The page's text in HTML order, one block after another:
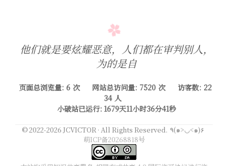
他们就是要炫耀恶意，人们都在审判别人，
为的是自己
页面总浏览量: 6 次 网站总访问量: 7520 次 访客数: 22
34 人
小破站已运行: 1679天11小时36分41秒
© 2022-2026 JCVICTOR · All Rights Reserved. ٩(๑>◡<๑)۶
萌ICP备20268818号